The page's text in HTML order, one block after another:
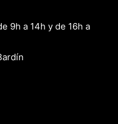
9h a 14h y de 16h a